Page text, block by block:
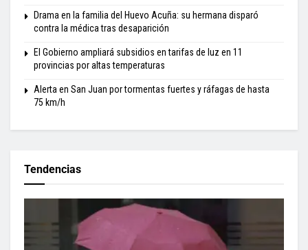
Drama en la familia del Huevo Acuña: su hermana disparó
contra la médica tras desaparición
El Gobierno ampliará subsidios en tarifas de luz en 11
provincias por altas temperaturas
Alerta en San Juan por tormentas fuertes y ráfagas de hasta
75 km/h
Tendencias